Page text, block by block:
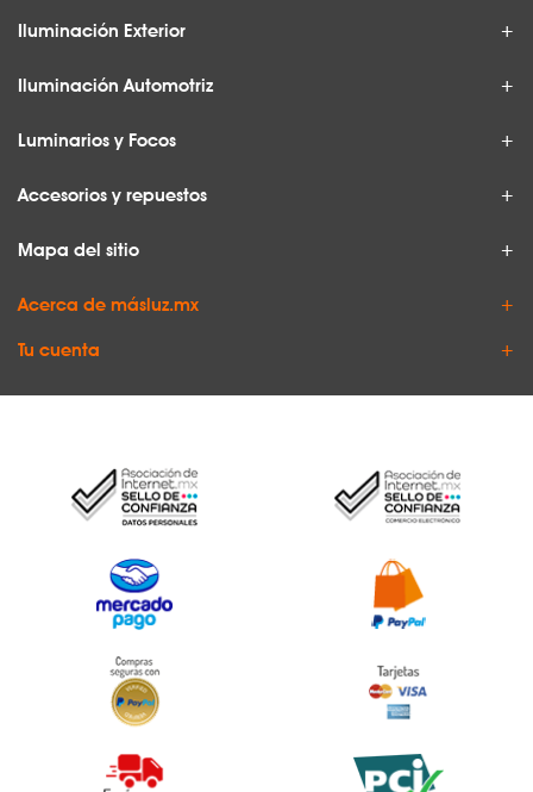
Iluminación Exterior
Iluminación Automotriz
Luminarios y Focos
Accesorios y repuestos
Mapa del sitio
Acerca de másluz.mx
Tu cuenta